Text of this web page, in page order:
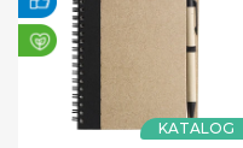
KATALOG